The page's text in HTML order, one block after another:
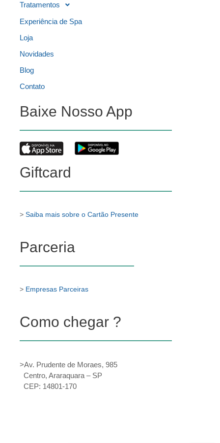
Tratamentos
Experiência de Spa
Loja
Novidades
Blog
Contato
Baixe Nosso App
Giftcard
> Saiba mais sobre o Cartão Presente
Parceria
> Empresas Parceiras
Como chegar ?
>Av. Prudente de Moraes, 985
Centro, Araraquara – SP
CEP: 14801-170